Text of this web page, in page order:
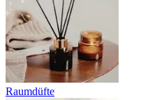
Raumdüfte